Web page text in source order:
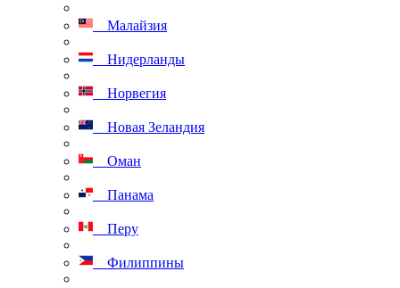
Малайзия
Нидерланды
Норвегия
Новая Зеландия
Оман
Панама
Перу
Филиппины